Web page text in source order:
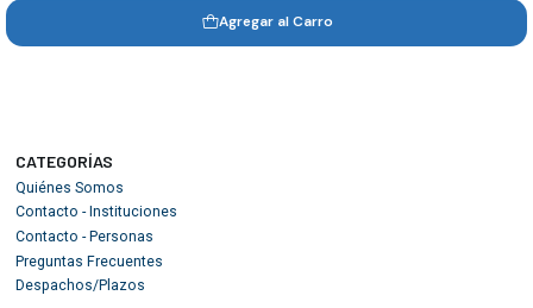
Agregar al Carro
CATEGORÍAS
Quiénes Somos
Contacto - Instituciones
Contacto - Personas
Preguntas Frecuentes
Despachos/Plazos